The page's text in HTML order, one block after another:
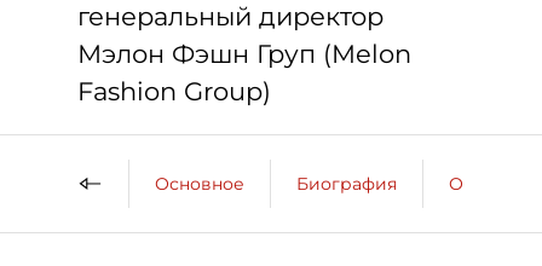
генеральный директор
Мэлон Фэшн Груп (Melon
Fashion Group)
Основное Биография